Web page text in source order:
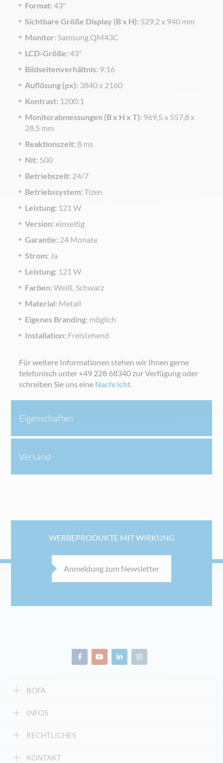
Format: 43"
Sichtbare Größe Display (B x H): 529,2 x 940 mm
Monitor: Samsung QM43C
LCD-Größe: 43"
Bildseitenverhältnis: 9:16
Auflösung (px): 3840 x 2160
Kontrast: 1200:1
Monitorabmessungen (B x H x T): 969,5 x 557,8 x
28,5 mm
Reaktionszeit: 8 ms
Nit: 500
Betriebszeit: 24/7
Betriebssystem: Tizen
Leistung: 121 W
Version: einseitig
Garantie: 24 Monate
Strom: Ja
Leistung: 121 W
Farben: Weiß, Schwarz
Material: Metall
Eigenes Branding: möglich
Installation: Freistehend
Für weitere Informationen stehen wir Ihnen gerne
telefonisch unter +49 228 68340 zur Verfügung oder
schreiben Sie uns eine Nachricht.
Eigenschaften
Versand
WERBEPRODUKTE MIT WIRKUNG
Anmeldung zum Newsletter
BOFA
INFOS
RECHTLICHES
KONTAKT